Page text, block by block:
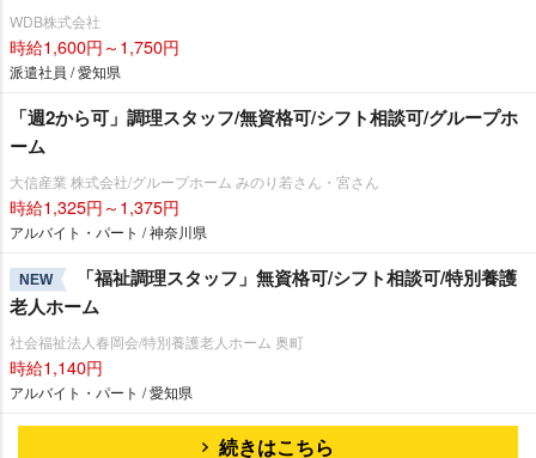
WDB株式会社
時給1,600円～1,750円
派遣社員 / 愛知県
「週2から可」調理スタッフ/無資格可/シフト相談可/グループホ
ーム
大信産業 株式会社/グループホーム みのり若さん・宮さん
時給1,325円～1,375円
アルバイト・パート / 神奈川県
NEW
「福祉調理スタッフ」無資格可/シフト相談可/特別養護
老人ホーム
社会福祉法人春岡会/特別養護老人ホーム 奥町
時給1,140円
アルバイト・パート / 愛知県
続きはこちら